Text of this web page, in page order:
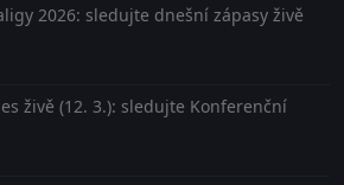
2026: sledujte dnešní zápasy živě
živě (12. 3.): sledujte Konferenční